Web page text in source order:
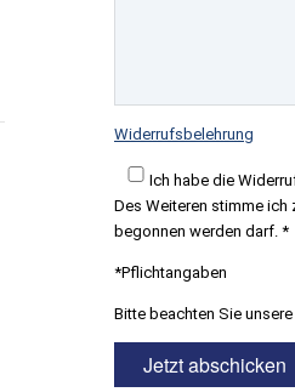
Widerrufsbelehrung
Ich habe die
Des Weiteren stimme
begonnen werden darf. *
*Pflichtangaben
Bitte beachten Sie unsere